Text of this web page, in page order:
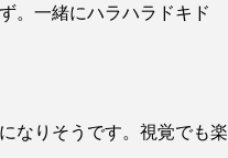
。一緒にハラハラドキド
なりそうです。視覚でも楽